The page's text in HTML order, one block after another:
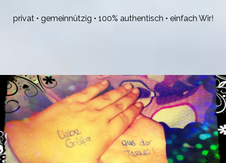
privat • gemeinnützig • 100% authentisch • einfach Wir!